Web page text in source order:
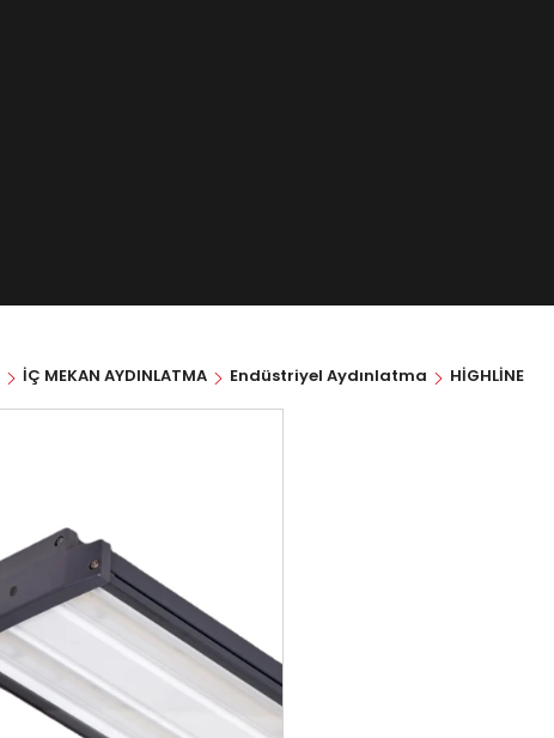
İÇ MEKAN AYDINLATMA Endüstriyel Aydınlatma HİGHLİNE